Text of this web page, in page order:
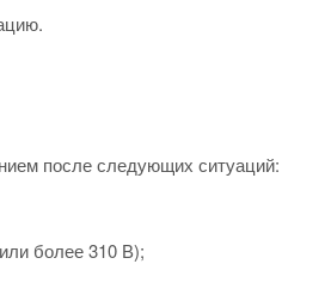
после следующих ситуаций:
более 310 В);